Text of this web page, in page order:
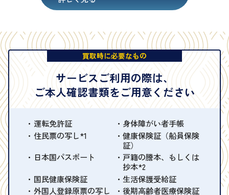
買取時に必要なもの
サービスご利用の際は、
ご本人確認書類をご用意ください
運転免許証
身体障がい者手帳
住民票の写し*1
健康保険証（船員保険
証）
日本国パスポート
戸籍の謄本、もしくは
抄本*2
国民健康保険証
生活保護受給証
外国人登録原票の写し
後期高齢者医療保険証